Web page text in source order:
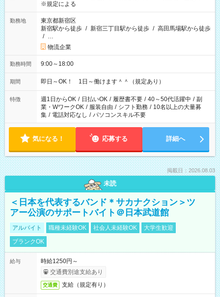
※規定による
勤務地
東京都新宿区
新宿駅から徒歩 / 新宿三丁目駅から徒歩 / 高田馬場駅から徒歩
/ …
物流企業
勤務時間 9:00～18:00
期間 即日～OK！ 1日～働けます＾＾（規定あり）
特徴 週1日からOK / 日払いOK / 履歴書不要 / 40～50代活躍中 / 副
業・WワークOK / 服装自由 / シフト勤務 / 10名以上の大量募
集 / 電話対応なし / パソコンスキル不要
気になる！ 応募する 詳細へ
掲載日：2026.08.03
未読
＜日本を代表するバンド＊サカナクション＞ツ
アー公演のサポートバイト＠日本武道館
アルバイト 職種未経験OK 社会人未経験OK
大学生歓迎
ブランクOK
給与
時給1250円～
交通費別途支給あり
交通費 支給（規定有り）